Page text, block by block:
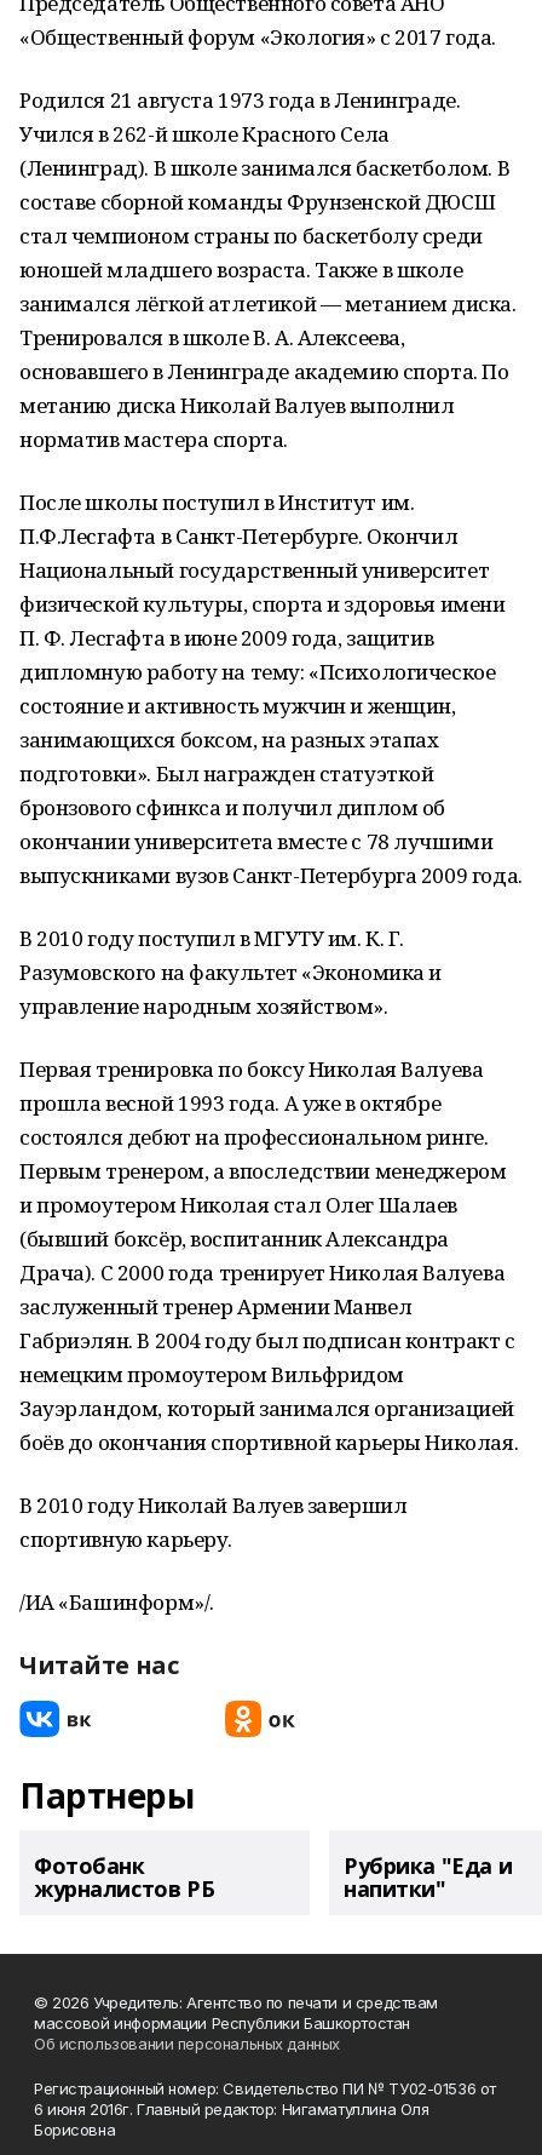
«Общественный форум «Экология» с 2017 года.
Родился 21 августа 1973 года в Ленинграде.
Учился в 262-й школе Красного Села
(Ленинград). В школе занимался баскетболом. В
составе сборной команды Фрунзенской ДЮСШ
стал чемпионом страны по баскетболу среди
юношей младшего возраста. Также в школе
занимался лёгкой атлетикой — метанием диска.
Тренировался в школе В. А. Алексеева,
основавшего в Ленинграде академию спорта. По
метанию диска Николай Валуев выполнил
норматив мастера спорта.
После школы поступил в Институт им.
П.Ф.Лесгафта в Санкт-Петербурге. Окончил
Национальный государственный университет
физической культуры, спорта и здоровья имени
П. Ф. Лесгафта в июне 2009 года, защитив
дипломную работу на тему: «Психологическое
состояние и активность мужчин и женщин,
занимающихся боксом, на разных этапах
подготовки». Был награжден статуэткой
бронзового сфинкса и получил диплом об
окончании университета вместе с 78 лучшими
выпускниками вузов Санкт-Петербурга 2009 года.
В 2010 году поступил в МГУТУ им. К. Г.
Разумовского на факультет «Экономика и
управление народным хозяйством».
Первая тренировка по боксу Николая Валуева
прошла весной 1993 года. А уже в октябре
состоялся дебют на профессиональном ринге.
Первым тренером, а впоследствии менеджером
и промоутером Николая стал Олег Шалаев
(бывший боксёр, воспитанник Александра
Драча). С 2000 года тренирует Николая Валуева
заслуженный тренер Армении Манвел
Габриэлян. В 2004 году был подписан контракт с
немецким промоутером Вильфридом
Зауэрландом, который занимался организацией
боёв до окончания спортивной карьеры Николая.
В 2010 году Николай Валуев завершил
спортивную карьеру.
/ИА «Башинформ»/.
Читайте нас
Партнеры
Фотобанк
журналистов РБ
Рубрика "Еда и
напитки"
© 2026 Учредитель: Агентство по печати и средствам
массовой информации Республики Башкортостан
Об использовании персональных данных
Регистрационный номер: Свидетельство ПИ № ТУ02-01536 от
6 июня 2016г. Главный редактор: Нигаматуллина Оля
Борисовна